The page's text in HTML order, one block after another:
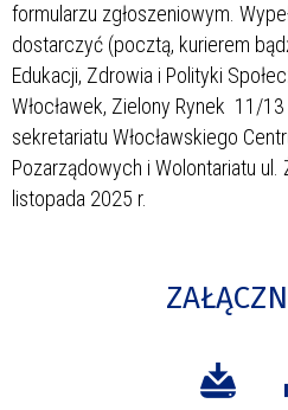
formularzu zgłoszeniowym.
dostarczyć (pocztą, kurierem
Edukacji, Zdrowia i Polityki
Włocławek, Zielony Rynek 11/
sekretariatu Włocławskiego
Pozarządowych i Wolontariatu ul.
listopada 2025 r.